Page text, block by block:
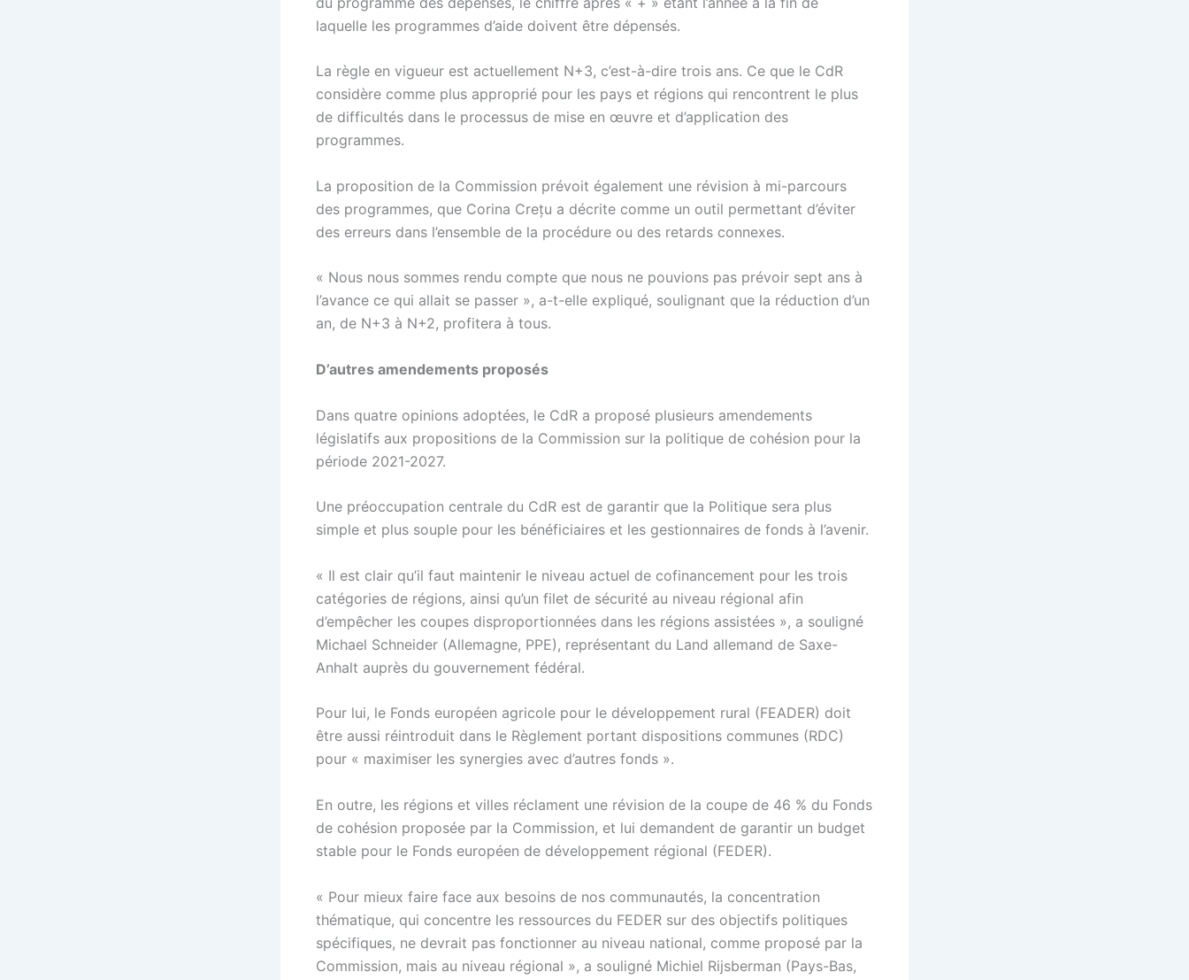
laquelle les programmes d’aide doivent être dépensés.
La règle en vigueur est actuellement N+3, c’est-à-dire trois ans. Ce que le CdR
considère comme plus approprié pour les pays et régions qui rencontrent le plus
de difficultés dans le processus de mise en œuvre et d’application des
programmes.
La proposition de la Commission prévoit également une révision à mi-parcours
des programmes, que Corina Crețu a décrite comme un outil permettant d’éviter
des erreurs dans l’ensemble de la procédure ou des retards connexes.
« Nous nous sommes rendu compte que nous ne pouvions pas prévoir sept ans à
l’avance ce qui allait se passer », a-t-elle expliqué, soulignant que la réduction d’un
an, de N+3 à N+2, profitera à tous.
D’autres amendements proposés
Dans quatre opinions adoptées, le CdR a proposé plusieurs amendements
législatifs aux propositions de la Commission sur la politique de cohésion pour la
période 2021-2027.
Une préoccupation centrale du CdR est de garantir que la Politique sera plus
simple et plus souple pour les bénéficiaires et les gestionnaires de fonds à l’avenir.
« Il est clair qu’il faut maintenir le niveau actuel de cofinancement pour les trois
catégories de régions, ainsi qu’un filet de sécurité au niveau régional afin
d’empêcher les coupes disproportionnées dans les régions assistées », a souligné
Michael Schneider (Allemagne, PPE), représentant du Land allemand de Saxe-
Anhalt auprès du gouvernement fédéral.
Pour lui, le Fonds européen agricole pour le développement rural (FEADER) doit
être aussi réintroduit dans le Règlement portant dispositions communes (RDC)
pour « maximiser les synergies avec d’autres fonds ».
En outre, les régions et villes réclament une révision de la coupe de 46 % du Fonds
de cohésion proposée par la Commission, et lui demandent de garantir un budget
stable pour le Fonds européen de développement régional (FEDER).
« Pour mieux faire face aux besoins de nos communautés, la concentration
thématique, qui concentre les ressources du FEDER sur des objectifs politiques
spécifiques, ne devrait pas fonctionner au niveau national, comme proposé par la
Commission, mais au niveau régional », a souligné Michiel Rijsberman (Pays-Bas,